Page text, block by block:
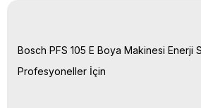
Bosch PFS 105 E Boya Makinesi Enerji
Profesyoneller İçin